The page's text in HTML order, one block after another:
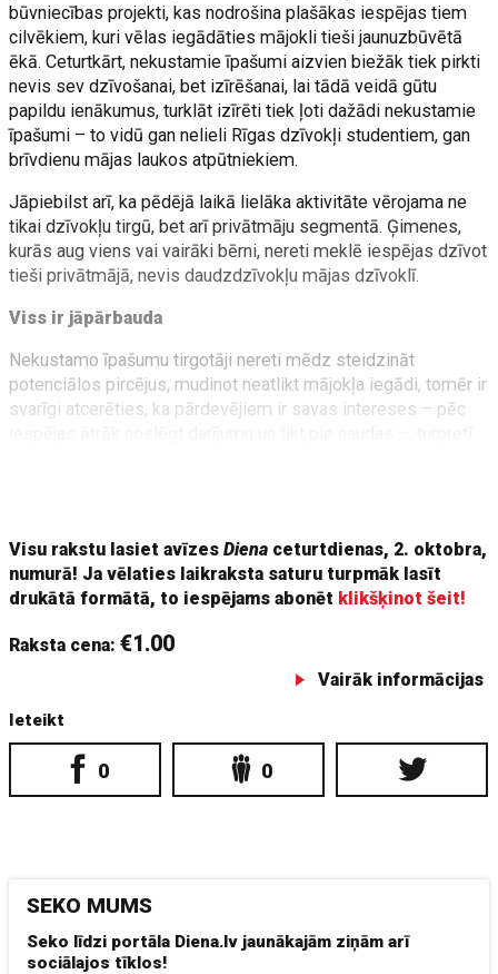
būvniecības projekti, kas nodrošina plašākas iespējas tiem
cilvēkiem, kuri vēlas iegādāties mājokli tieši jaunuzbūvētā
ēkā. Ceturtkārt, nekustamie īpašumi aizvien biežāk tiek pirkti
nevis sev dzīvošanai, bet izīrēšanai, lai tādā veidā gūtu
papildu ienākumus, turklāt izīrēti tiek ļoti dažādi nekustamie
īpašumi – to vidū gan nelieli Rīgas dzīvokļi studentiem, gan
brīvdienu mājas laukos atpūtniekiem.
Jāpiebilst arī, ka pēdējā laikā lielāka aktivitāte vērojama ne
tikai dzīvokļu tirgū, bet arī privātmāju segmentā. Ģimenes,
kurās aug viens vai vairāki bērni, nereti meklē iespējas dzīvot
tieši privātmājā, nevis daudzdzīvokļu mājas dzīvoklī.
Viss ir jāpārbauda
Nekustamo īpašumu tirgotāji nereti mēdz steidzināt
potenciālos pircējus, mudinot neatlikt mājokļa iegādi, tomēr ir
svarīgi atcerēties, ka pārdevējiem ir savas intereses – pēc
Visu rakstu lasiet avīzesDiena ceturtdienas, 2. oktobra,
numurā! Ja vēlaties laikraksta saturu turpmāk lasīt
drukātā formātā, to iespējams abonēt klikšķinot šeit!
Raksta cena:€1.00
Vairāk informācijas
Ieteikt
0 0
SEKO MUMS
Seko līdzi portāla Diena.lv jaunākajām ziņām arī
sociālajos tīklos!